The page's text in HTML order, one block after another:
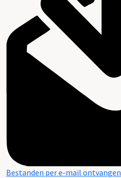
Bestanden per e-mail ontvangen